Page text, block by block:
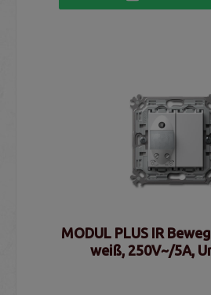
MODUL PLUS IR
weiß, 250V~/5A,